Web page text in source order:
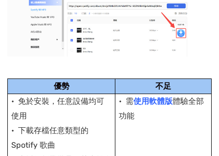
優勢
不足
免於安裝，任意設備均可
使用
下載存檔任意類型的
Spotify 歌曲
需使用軟體版體驗全部
功能